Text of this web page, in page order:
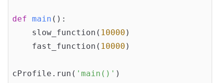
def main () :
    slow_function(
10000 )
    fast_function(
10000 )
cProfile.run( 'main()' )